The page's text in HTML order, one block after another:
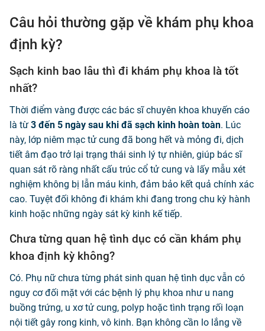
Câu hỏi thường gặp về khám phụ khoa
định kỳ?
Sạch kinh bao lâu thì đi khám phụ khoa là tốt
nhất?
Thời điểm vàng được các bác sĩ chuyên khoa khuyến cáo
là từ 3 đến 5 ngày sau khi đã sạch kinh hoàn toàn. Lúc
này, lớp niêm mạc tử cung đã bong hết và mỏng đi, dịch
tiết âm đạo trở lại trạng thái sinh lý tự nhiên, giúp bác sĩ
quan sát rõ ràng nhất cấu trúc cổ tử cung và lấy mẫu xét
nghiệm không bị lẫn máu kinh, đảm bảo kết quả chính xác
cao. Tuyệt đối không đi khám khi đang trong chu kỳ hành
kinh hoặc những ngày sát kỳ kinh kế tiếp.
Chưa từng quan hệ tình dục có cần khám phụ
khoa định kỳ không?
Có. Phụ nữ chưa từng phát sinh quan hệ tình dục vẫn có
nguy cơ đối mặt với các bệnh lý phụ khoa như u nang
buồng trứng, u xơ tử cung, polyp hoặc tình trạng rối loạn
nội tiết gây rong kinh, vô kinh. Bạn không cần lo lắng về